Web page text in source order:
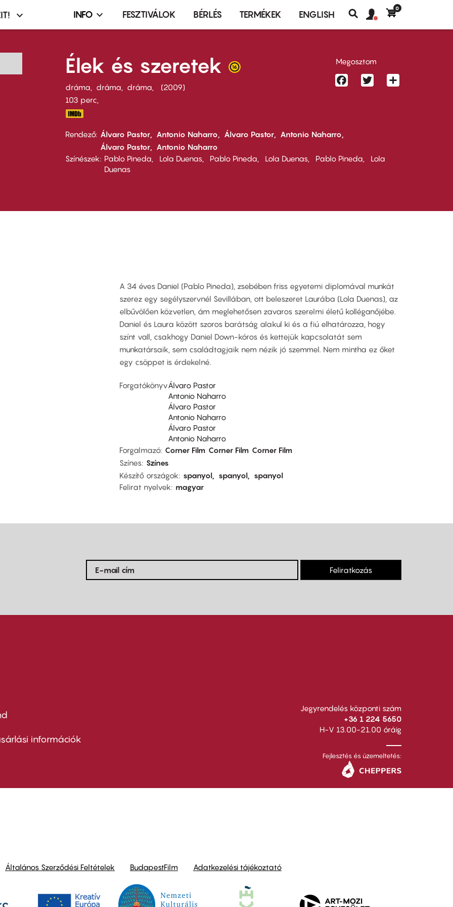
Infó,
terembérlés
menü
INFO FESZTIVÁLOK BÉRLÉS TERMÉKEK ENGLISH
Keresés
fiók
Felhasználói
0
Élek és szeretek
dráma dráma dráma
2009
103 perc,
Rendező Álvaro Pastor Antonio Naharro Álvaro Pastor
Antonio Naharro
Álvaro Pastor
Antonio Naharro
Színészek
Pablo Pineda Lola Duenas Pablo Pineda Lola Duenas Pablo Pineda
Lola
Duenas
Megosztom
FacebookTwitter
A 34 éves Daniel (Pablo Pineda), zsebében friss egyetemi diplomával munkát
szerez egy segélyszervnél Sevillában, ott beleszeret Laurába (Lola Duenas), az
elbűvölően közvetlen, ám meglehetősen zavaros szerelmi életű kolléganőjébe.
Daniel és Laura között szoros barátság alakul ki és a fiú elhatározza, hogy
színt vall, csakhogy Daniel Down-kóros és kettejük kapcsolatát sem
munkatársaik, sem családtagjaik nem nézik jó szemmel. Nem mintha ez őket
egy csöppet is érdekelné.
ForgatókönyvÁlvaro Pastor
Antonio Naharro
Álvaro Pastor
Antonio Naharro
Álvaro Pastor
Antonio Naharro
Forgalmazó Corner Film Corner Film Corner Film
Színes Színes
Készítő országok
spanyol spanyol
spanyol
Felirat nyelvek
magyar
Feliratkozás
információk
Jegyrendelés központi szám
+36 1 224 5650
H-V 13.00-21.00 óráig
Fejlesztés és üzemeltetés:
Általános Szerződési Feltételek BudapestFilm Adatkezelési tájékoztató